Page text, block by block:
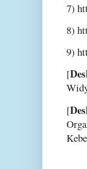
7)
8)
9)
[
[